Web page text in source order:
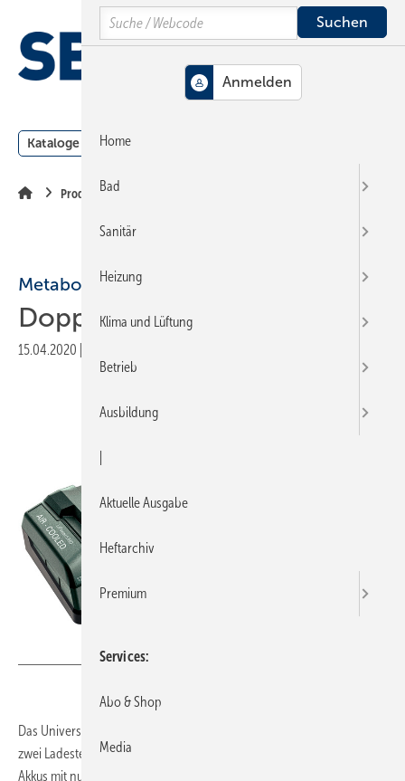
Hauptinhalt
Hauptmenü
SiteSearch
Kataloge Meldungen
Produkte
Metabo
Doppel-Schnellladegerät
15.04.2020
Das Universal-Doppel-Schnellladegerät ASC 145 Duo von Metabo hat
zwei Ladestellen nebeneinander – für paralleles Aufladen von zwei
Akkus mit nur einem Kabelanschluss. Das Ladegerät kann für alle Li-
Search
Home
Bad
Sanitär
Heizung
Klima und Lüftung
Betrieb
Ausbildung
Aktuelle Ausgabe
Heftarchiv
Premium
Services
Abo & Shop
Media